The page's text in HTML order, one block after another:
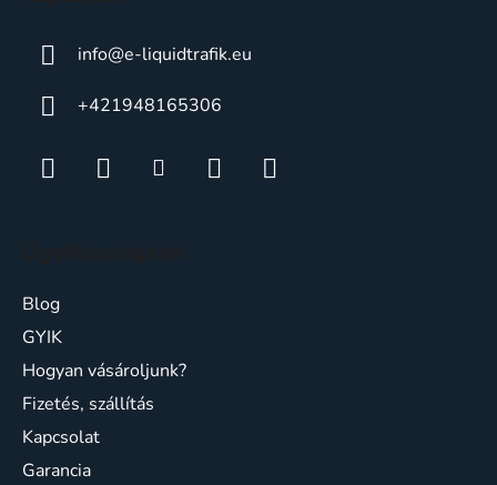
info@e-liquidtrafik.eu
+421948165306
Blog
GYIK
Hogyan vásároljunk?
Fizetés, szállítás
Kapcsolat
Garancia